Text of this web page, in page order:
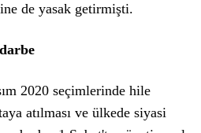
de yasak getirmişti.
2020 seçimlerinde hile
atılması ve ülkede siyasi